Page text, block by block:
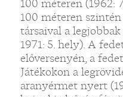
100 méteren (1962:
100 méteren
társaival a
1971: 5. hely). A
előversenyén, a
Játékokon a
aranyérmet nyert